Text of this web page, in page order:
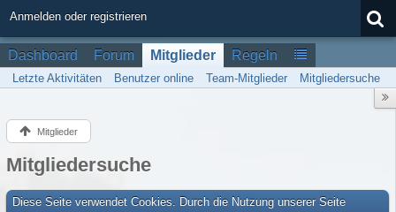
Anmelden oder registrieren
Dashboard Forum Mitglieder Regeln
Letzte Aktivitäten Benutzer online Team-Mitglieder Mitgliedersuche
Mitglieder
Mitgliedersuche
Diese Seite verwendet Cookies. Durch die Nutzung unserer Seite